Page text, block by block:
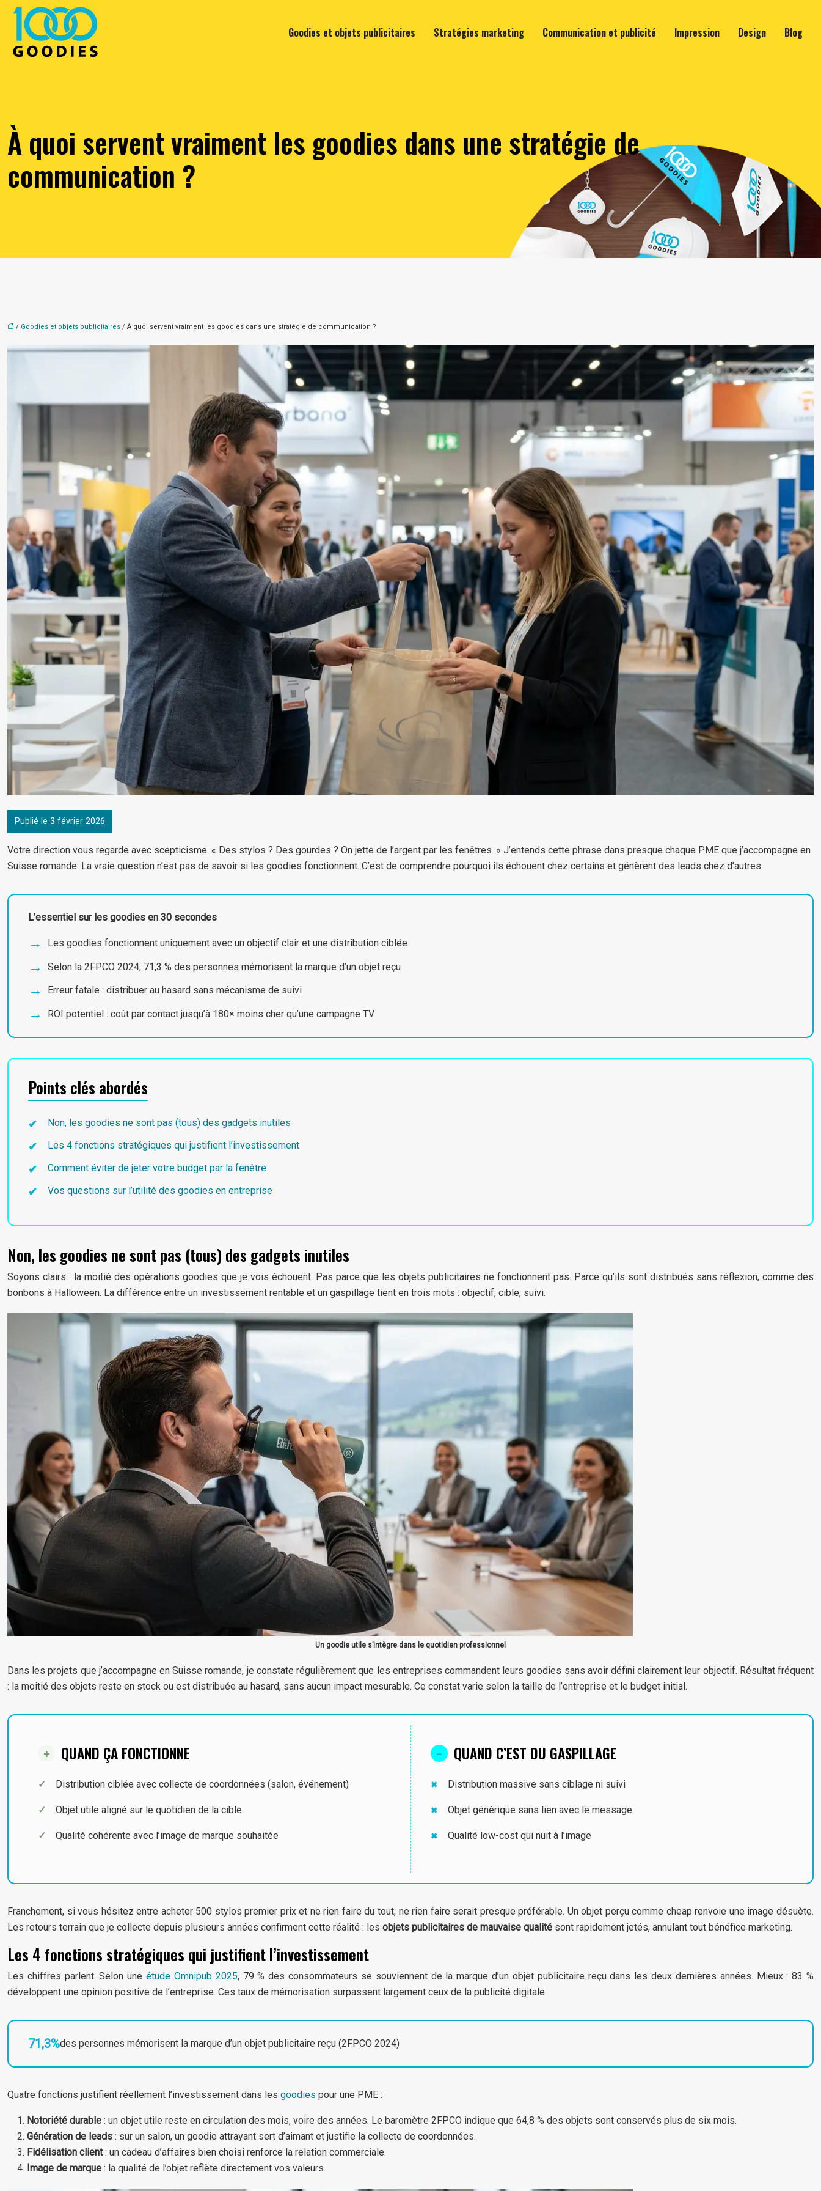
Goodies et objets publicitaires Stratégies marketing Communication et publicité Impression Design Blog
À quoi servent vraiment les goodies dans une stratégie de
communication ?
/ Goodies et objets publicitaires / À quoi servent vraiment les goodies dans une stratégie de communication ?
Publié le 3 février 2026
Votre direction vous regarde avec scepticisme. « Des stylos ? Des gourdes ? On jette de l’argent par les fenêtres. » J’entends cette phrase dans presque chaque PME que j’accompagne en
Suisse romande. La vraie question n’est pas de savoir si les goodies fonctionnent. C’est de comprendre pourquoi ils échouent chez certains et génèrent des leads chez d’autres.
L’essentiel sur les goodies en 30 secondes
Les goodies fonctionnent uniquement avec un objectif clair et une distribution ciblée
Selon la 2FPCO 2024, 71,3 % des personnes mémorisent la marque d’un objet reçu
Erreur fatale : distribuer au hasard sans mécanisme de suivi
ROI potentiel : coût par contact jusqu’à 180× moins cher qu’une campagne TV
Points clés abordés
Non, les goodies ne sont pas (tous) des gadgets inutiles
Les 4 fonctions stratégiques qui justifient l’investissement
Comment éviter de jeter votre budget par la fenêtre
Vos questions sur l’utilité des goodies en entreprise
Non, les goodies ne sont pas (tous) des gadgets inutiles
Soyons clairs : la moitié des opérations goodies que je vois échouent. Pas parce que les objets publicitaires ne fonctionnent pas. Parce qu’ils sont distribués sans réflexion, comme des
bonbons à Halloween. La différence entre un investissement rentable et un gaspillage tient en trois mots : objectif, cible, suivi.
Un goodie utile s’intègre dans le quotidien professionnel
Dans les projets que j’accompagne en Suisse romande, je constate régulièrement que les entreprises commandent leurs goodies sans avoir défini clairement leur objectif. Résultat fréquent
: la moitié des objets reste en stock ou est distribuée au hasard, sans aucun impact mesurable. Ce constat varie selon la taille de l’entreprise et le budget initial.
QUAND ÇA FONCTIONNE
Distribution ciblée avec collecte de coordonnées (salon, événement)
Objet utile aligné sur le quotidien de la cible
Qualité cohérente avec l’image de marque souhaitée
QUAND C’EST DU GASPILLAGE
Distribution massive sans ciblage ni suivi
Objet générique sans lien avec le message
Qualité low-cost qui nuit à l’image
Franchement, si vous hésitez entre acheter 500 stylos premier prix et ne rien faire du tout, ne rien faire serait presque préférable. Un objet perçu comme cheap renvoie une image désuète.
Les retours terrain que je collecte depuis plusieurs années confirment cette réalité : les objets publicitaires de mauvaise qualité sont rapidement jetés, annulant tout bénéfice marketing.
Les 4 fonctions stratégiques qui justifient l’investissement
Les chiffres parlent. Selon uneétude Omnipub 2025, 79 % des consommateurs se souviennent de la marque d’un objet publicitaire reçu dans les deux dernières années. Mieux : 83 %
développent une opinion positive de l’entreprise. Ces taux de mémorisation surpassent largement ceux de la publicité digitale.
71,3%des personnes mémorisent la marque d’un objet publicitaire reçu (2FPCO 2024)
Quatre fonctions justifient réellement l’investissement dans les goodies pour une PME :
Notoriété durable : un objet utile reste en circulation des mois, voire des années. Le baromètre 2FPCO indique que 64,8 % des objets sont conservés plus de six mois.
Génération de leads : sur un salon, un goodie attrayant sert d’aimant et justifie la collecte de coordonnées.
Fidélisation client: un cadeau d’affaires bien choisi renforce la relation commerciale.
Image de marque : la qualité de l’objet reflète directement vos valeurs.